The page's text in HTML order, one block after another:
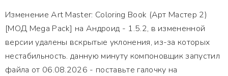
Изменение Art Master: Coloring Book (Арт Мастер 2)
[МОД Mega Pack] на Андроид - 1.5.2, в измененной
версии удалены вскрытые уклонения, из-за которых
нестабильность. данную минуту компоновщик запустил
файла от 06.08.2026 - поставьте галочку на